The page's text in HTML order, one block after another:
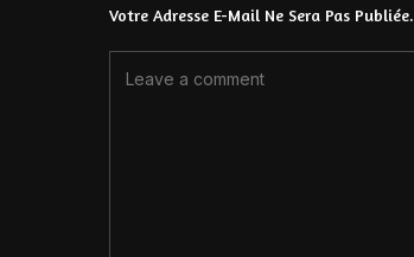
Votre Adresse E-Mail Ne Sera Pas Publiée.